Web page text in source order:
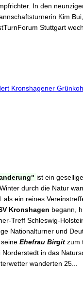
In den
Kim
Stuttgart
Kronshagener
ist ein
durch die Natur
als ein reines
Kronshagen begann,
Treff Schleswig-
Nationalturner und
Ehefrau Birgit zum
in das
wanderten 25...